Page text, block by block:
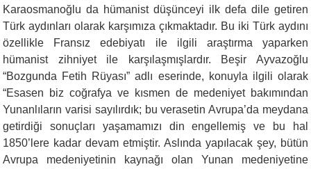
Karaosmanoğlu da hümanist düşünceyi ilk defa dile getiren
Türk aydınları olarak karşımıza çıkmaktadır. Bu iki Türk aydını
özellikle Fransız edebiyatı ile ilgili araştırma yaparken
hümanist zihniyet ile karşılaşmışlardır. Beşir Ayvazoğlu
“Bozgunda Fetih Rüyası” adlı eserinde, konuyla ilgili olarak
“Esasen biz coğrafya ve kısmen de medeniyet bakımından
Yunanlıların varisi sayılırdık; bu verasetin Avrupa’da meydana
getirdiği sonuçları yaşamamızı din engellemiş ve bu hal
1850’lere kadar devam etmiştir. Aslında yapılacak şey, bütün
Avrupa medeniyetinin kaynağı olan Yunan medeniyetine